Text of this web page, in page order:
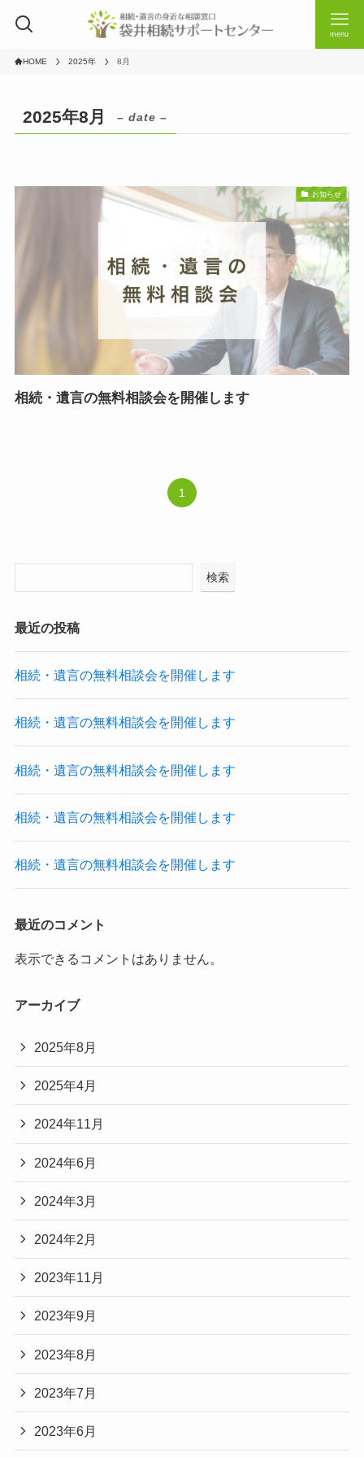
menu
HOME 2025年 8月
2025年8月 – date –
お知らせ
相続・遺言の無料相談会を開催します
1
検索
最近の投稿
相続・遺言の無料相談会を開催します
相続・遺言の無料相談会を開催します
相続・遺言の無料相談会を開催します
相続・遺言の無料相談会を開催します
相続・遺言の無料相談会を開催します
最近のコメント
表示できるコメントはありません。
アーカイブ
2025年8月
2025年4月
2024年11月
2024年6月
2024年3月
2024年2月
2023年11月
2023年9月
2023年8月
2023年7月
2023年6月